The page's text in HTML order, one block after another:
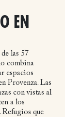
EN
las 57
combina
espacios
Provenza. Las
con vistas al
a los
Refugios que